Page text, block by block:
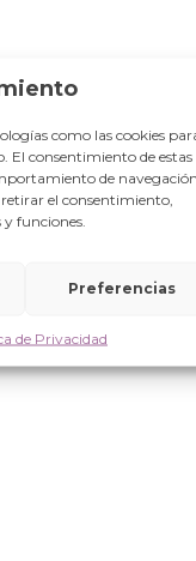
como las cookies
El consentimiento de estas
de
el consentimiento,
funciones.
Preferencias
de Privacidad